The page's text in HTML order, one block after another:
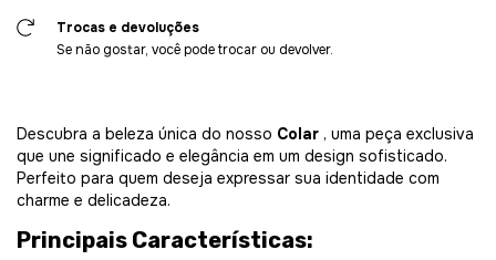
Trocas e devoluções
Se não gostar, você pode trocar ou devolver.
Descubra a beleza única do nosso Colar , uma peça exclusiva
que une significado e elegância em um design sofisticado.
Perfeito para quem deseja expressar sua identidade com
charme e delicadeza.
Principais Características: